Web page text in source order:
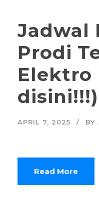
Jadwal
Prodi
Elektro
disini!!!)
APRIL 7, 2025 BY
Read More